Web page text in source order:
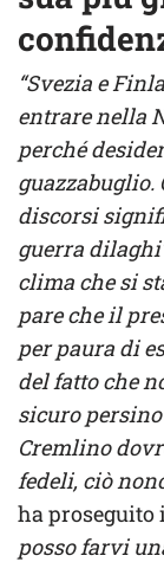
“Svezia e
entrare nella
perché
guazzabuglio.
discorsi
guerra
clima che si
pare che il
per paura di
del fatto che
sicuro
Cremlino
fedeli, ciò
ha proseguito
posso farvi